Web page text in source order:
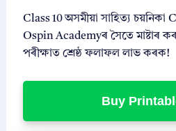
Class 10 অসমীয়া সাহিত্য চয়নিকা
Ospin Academyৰ সৈতে মাষ্টাৰ
পৰীক্ষাত শ্ৰেষ্ঠ ফলাফল লাভ কৰক!
Buy